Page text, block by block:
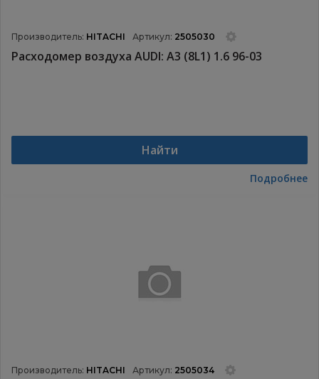
Производитель: HITACHI Артикул: 2505030
Расходомер воздуха AUDI: A3 (8L1) 1.6 96-03
Найти
Подробнее
Производитель: HITACHI Артикул: 2505034